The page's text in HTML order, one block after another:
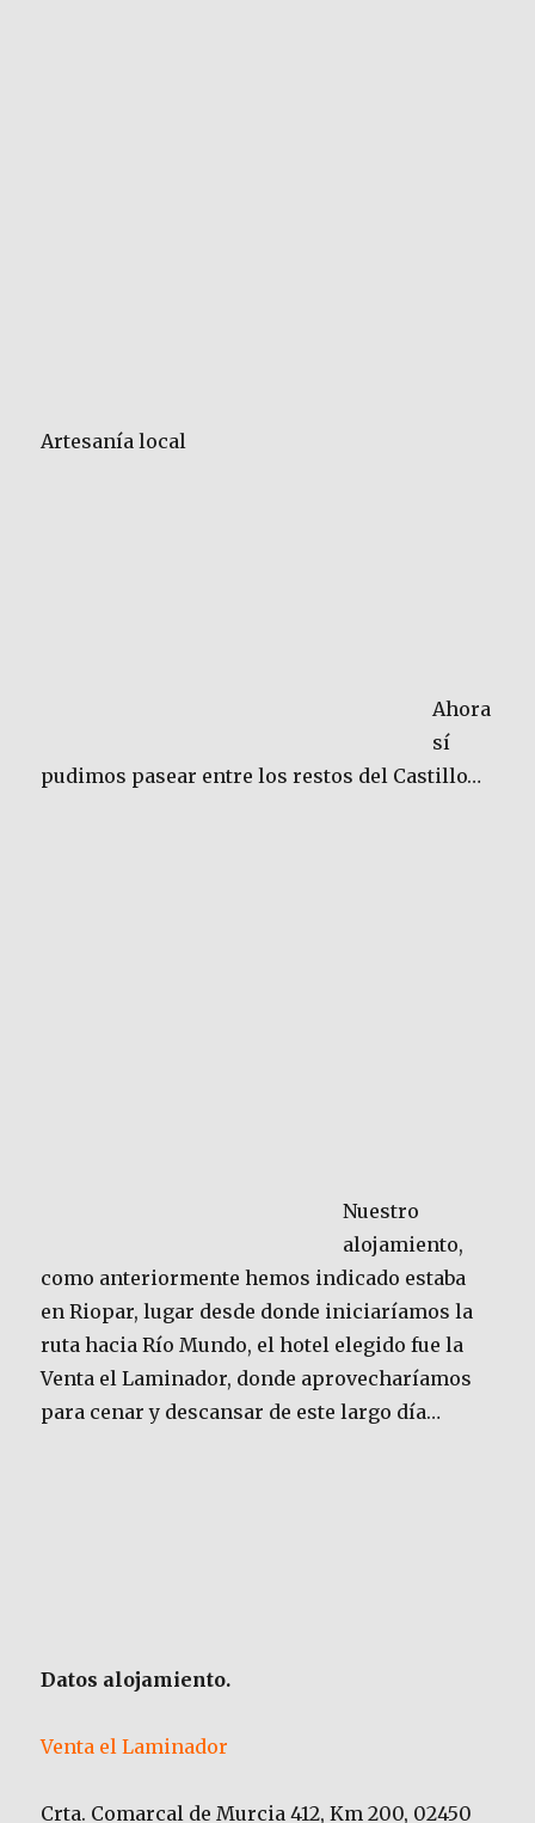
Artesanía local
Ahora
sí
pudimos pasear entre los restos del Castillo…
Nuestro
alojamiento,
como anteriormente hemos indicado estaba
en Riopar, lugar desde donde iniciaríamos la
ruta hacia Río Mundo, el hotel elegido fue la
Venta el Laminador, donde aprovecharíamos
para cenar y descansar de este largo día…
Datos alojamiento.
Venta el Laminador
Crta. Comarcal de Murcia 412, Km 200, 02450